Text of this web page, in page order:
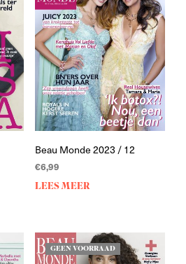
Beau Monde 2023 / 12
€6,99
LEES MEER
GEEN VOORRAAD